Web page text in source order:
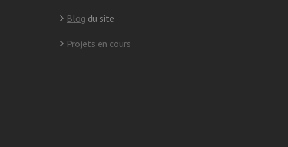
Blog du site
Projets en cours